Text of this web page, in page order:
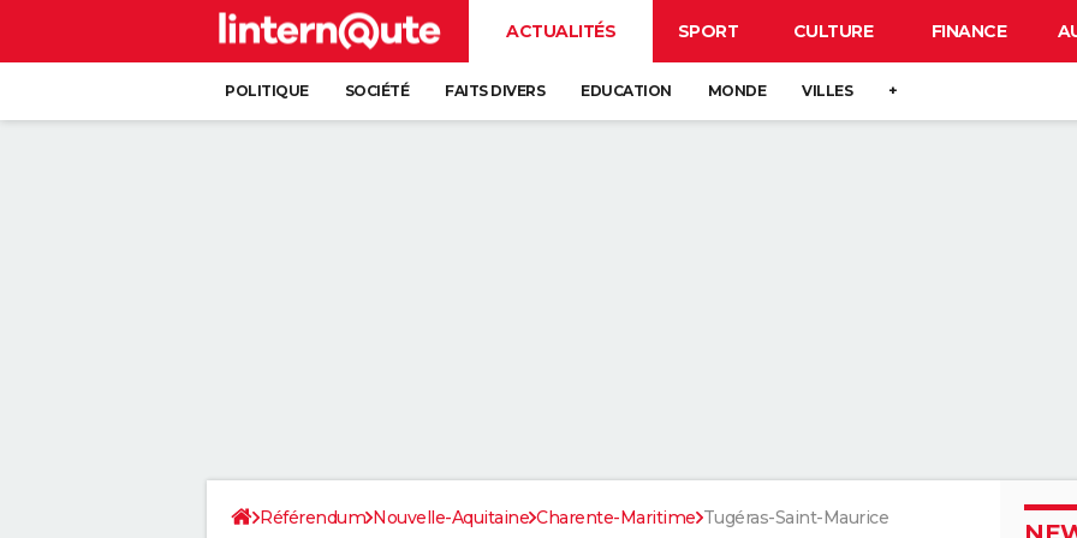
ACTUALITÉS SPORT CULTURE FINANCE
POLITIQUE SOCIÉTÉ FAITS DIVERS EDUCATION MONDE VILLES +
Référendum Nouvelle-Aquitaine Charente-Maritime Tugéras-Saint-Maurice